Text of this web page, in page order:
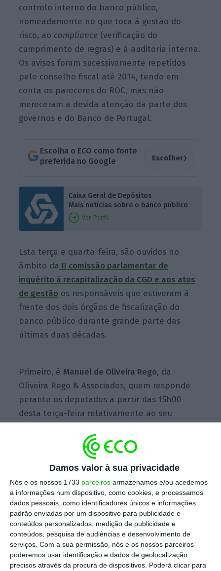
Damos valor à sua privacidade
Nós e os nossos 1733 parceiros armazenamos e/ou acedemos
a informações num dispositivo, como cookies, e processamos
dados pessoais, como identificadores únicos e informações
padrão enviadas por um dispositivo para publicidade e
conteúdos personalizados, medição de publicidade e
conteúdos, pesquisa de audiências e desenvolvimento de
serviços. Com a sua permissão, nós e os nossos parceiros
poderemos usar identificação e dados de geolocalização
precisos através da procura de dispositivos. Poderá clicar para
controlo interno do banco público,
nomeadamente no que toca à gestão do
risco, ao compliance (verificação do
cumprimento de regras) e à auditoria interna.
Os avisos foram sucessivamente repetidos
pelo conselho fiscal até 2014, tendo em
conta os pareceres do ROC, mas não
mereceram a devida atenção da parte dos
governos e do Banco de Portugal.
Escolha o ECO como fonte
preferida no Google
Escolher›
Caixa Geral de Depósitos
Mais notícias sobre o banco público
Ver Perfil
Esta terça e quarta-feira, são ouvidos no
âmbito da II comissão parlamentar de
inquérito à recapitalização da CGD e aos atos
de gestão os responsáveis que estiveram à
frente dos dois órgãos de fiscalização do
banco público durante grande parte das
últimas duas décadas.
Primeiro, é Manuel de Oliveira Rego, da
Oliveira Rego & Associados, quem responde
perante os deputados a partir das 15h00
desta terça-feira relativamente ao seu
entre 2000 e 2016, período abrangido pelo
relatório da auditoria da EY aos atos de
gestão no banco público. Não será
propriamente uma estreia em comissões de
inquérito a bancos: em 2012, Oliveira Rego
tinha ido ao Parlamento explicar o
acompanhamento que a sua sociedade
revisora fez às contas do nacionalizado BPN.
Depois, a partir das 17h00 de quarta-feira,
será a vez de Eduardo Paz Ferreira, que na